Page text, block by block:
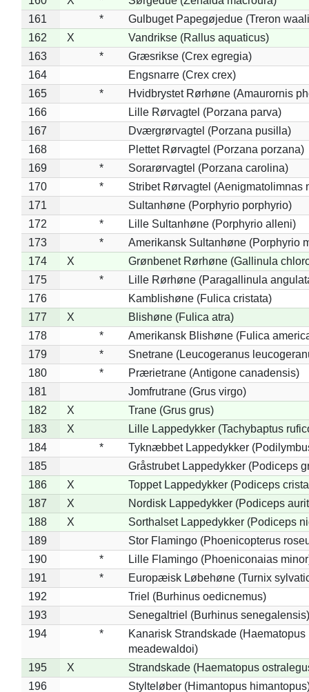
161
*
Gulbuget Papegøjedue (Treron
162
X
Vandrikse (Rallus aquaticus)
163
*
Græsrikse (Crex egregia)
164
Engsnarre (Crex crex)
165
*
Hvidbrystet Rørhøne (Amaurornis
166
Lille Rørvagtel (Porzana parva)
167
Dværgrørvagtel (Porzana pusilla)
168
Plettet Rørvagtel (Porzana porzana)
169
*
Sorarørvagtel (Porzana carolina)
170
*
Stribet Rørvagtel (Aenigmatolimnas
171
Sultanhøne (Porphyrio porphyrio)
172
*
Lille Sultanhøne (Porphyrio alleni)
173
*
Amerikansk Sultanhøne (Porphyrio
174
X
Grønbenet Rørhøne (Gallinula
175
*
Lille Rørhøne (Paragallinula
176
Kamblishøne (Fulica cristata)
177
X
Blishøne (Fulica atra)
178
*
Amerikansk Blishøne (Fulica
179
*
Snetrane (Leucogeranus
180
*
Prærietrane (Antigone canadensis)
181
Jomfrutrane (Grus virgo)
182
X
Trane (Grus grus)
183
X
Lille Lappedykker (Tachybaptus
184
*
Tyknæbbet Lappedykker
185
Gråstrubet Lappedykker (Podiceps
186
X
Toppet Lappedykker (Podiceps
187
X
Nordisk Lappedykker (Podiceps
188
X
Sorthalset Lappedykker (Podiceps
189
Stor Flamingo (Phoenicopterus
190
*
Lille Flamingo (Phoeniconaias
191
*
Europæisk Løbehøne (Turnix
192
Triel (Burhinus oedicnemus)
193
Senegaltriel (Burhinus senegalensis)
194
*
Kanarisk Strandskade (Haematopus
meadewaldoi)
195
X
Strandskade (Haematopus
196
Stylteløber (Himantopus